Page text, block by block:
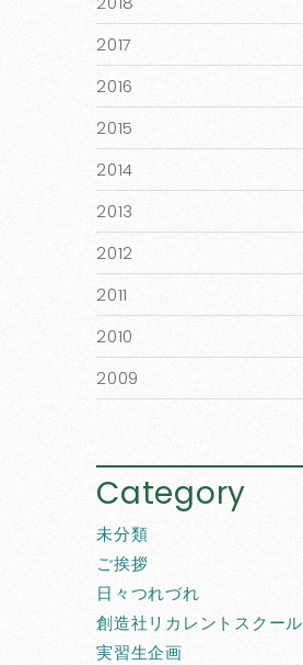
2017
2016
2015
2014
2013
2012
2011
2010
2009
Category
未分類
ご挨拶
日々つれづれ
創造社リカレントスクール
実習生企画